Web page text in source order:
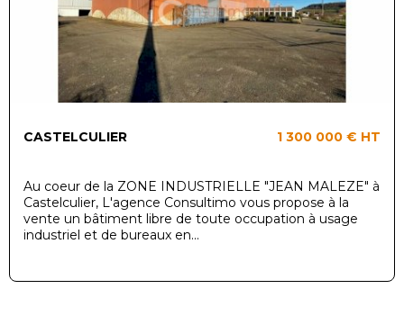
CASTELCULIER 1 300 000 € HT
Au coeur de la ZONE INDUSTRIELLE "JEAN MALEZE" à
Castelculier, L'agence Consultimo vous propose à la
vente un bâtiment libre de toute occupation à usage
industriel et de bureaux en...